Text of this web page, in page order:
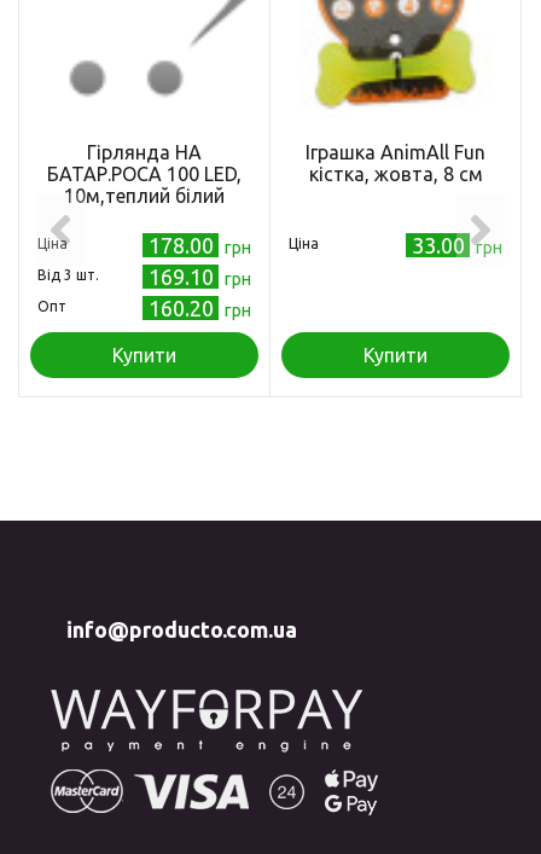
Гірлянда НА
БАТАР.РОСА 100 LED,
10м,теплий білий
Ціна 178.00 грн
Від 3 шт. 169.10 грн
Опт 160.20 грн
Купити
Іграшка AnimAll Fun
кістка, жовта, 8 см
Ціна 33.00 грн
Купити
info@producto.com.ua